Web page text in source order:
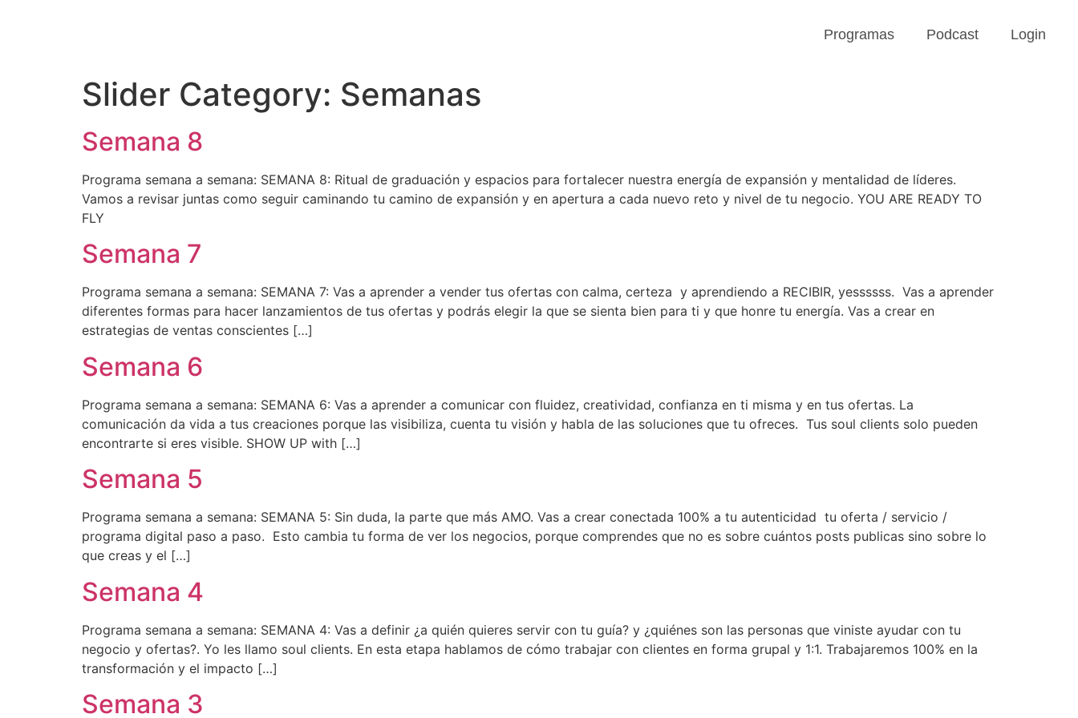
Programas Podcast Login
Slider Category: Semanas
Semana 8
Programa semana a semana: SEMANA 8: Ritual de graduación y espacios para fortalecer nuestra energía de expansión y mentalidad de líderes.
Vamos a revisar juntas como seguir caminando tu camino de expansión y en apertura a cada nuevo reto y nivel de tu negocio. YOU ARE READY TO
FLY
Semana 7
Programa semana a semana: SEMANA 7: Vas a aprender a vender tus ofertas con calma, certeza y aprendiendo a RECIBIR, yessssss. Vas a aprender
diferentes formas para hacer lanzamientos de tus ofertas y podrás elegir la que se sienta bien para ti y que honre tu energía. Vas a crear en
estrategias de ventas conscientes […]
Semana 6
Programa semana a semana: SEMANA 6: Vas a aprender a comunicar con fluidez, creatividad, confianza en ti misma y en tus ofertas. La
comunicación da vida a tus creaciones porque las visibiliza, cuenta tu visión y habla de las soluciones que tu ofreces. Tus soul clients solo pueden
encontrarte si eres visible. SHOW UP with […]
Semana 5
Programa semana a semana: SEMANA 5: Sin duda, la parte que más AMO. Vas a crear conectada 100% a tu autenticidad tu oferta / servicio /
programa digital paso a paso. Esto cambia tu forma de ver los negocios, porque comprendes que no es sobre cuántos posts publicas sino sobre lo
que creas y el […]
Semana 4
Programa semana a semana: SEMANA 4: Vas a definir ¿a quién quieres servir con tu guía? y ¿quiénes son las personas que viniste ayudar con tu
negocio y ofertas?. Yo les llamo soul clients. En esta etapa hablamos de cómo trabajar con clientes en forma grupal y 1:1. Trabajaremos 100% en la
transformación y el impacto […]
Semana 3